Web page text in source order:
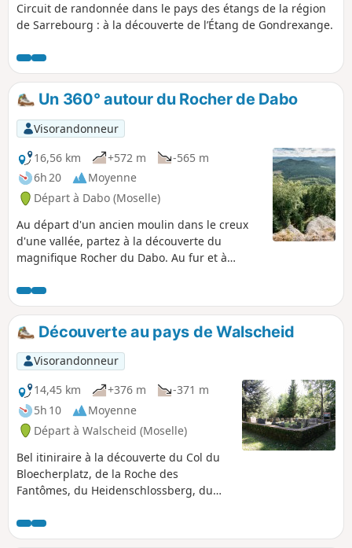
Circuit de randonnée dans le pays des étangs de la région
de Sarrebourg : à la découverte de l’Étang de Gondrexange.
Un 360° autour du Rocher de Dabo
Visorandonneur
16,56 km
+572 m
-565 m
6h 20
Moyenne
Départ à Dabo (Moselle)
Au départ d'un ancien moulin dans le creux
d'une vallée, partez à la découverte du
magnifique Rocher du Dabo. Au fur et à
découvrirez sous différents angles. De
magnifiques paysages et le patrimoine local
vous charmeront.
Découverte au pays de Walscheid
Visorandonneur
14,45 km
+376 m
-371 m
5h 10
Moyenne
Départ à Walscheid (Moselle)
Bel itiniraire à la découverte du Col du
Bloecherplatz, de la Roche des
Fantômes, du Heidenschlossberg, du
gallo-romain, de la Croix du Beimbach
et de la Croix du Hengstbourg.